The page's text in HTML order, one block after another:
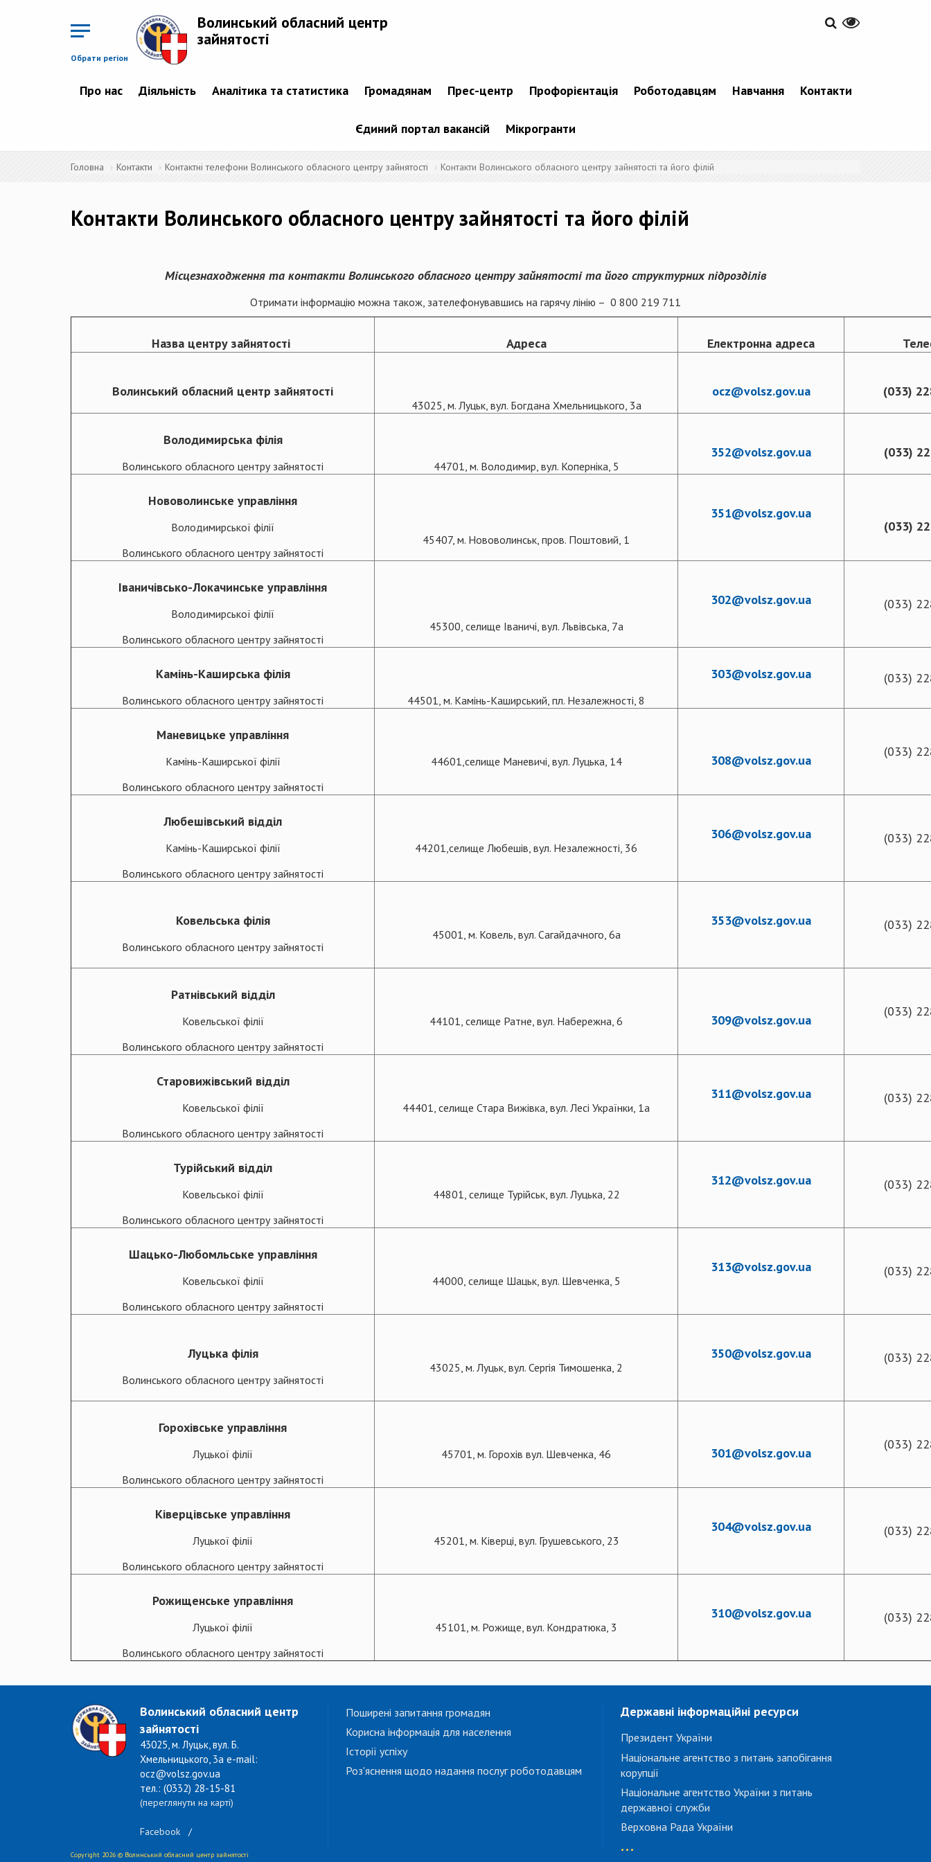
Обрати регіон
Волинський обласний центр
зайнятості
Про нас Діяльність Аналітика та статистика Громадянам Прес-центр Профорієнтація Роботодавцям Навчання Контакти
Єдиний портал вакансій Мікрогранти
Головна Контакти Контактні телефони Волинського обласного центру зайнятості Контакти Волинського обласного центру зайнятості та його філій
Контакти Волинського обласного центру зайнятості та його філій
Місцезнаходження та контакти Волинського обласного центру зайнятості та його структурних підрозділів
Отримати інформацію можна також, зателефонувавшись на гарячу лінію – 0 800 219 711
Назва центру зайнятості Адреса Електронна адреса
Волинський обласний центр зайнятості
43025, м. Луцьк, вул. Богдана Хмельницького, 3а
ocz@volsz.gov.ua (033)
Володимирська філія
Волинського обласного центру зайнятості 44701, м. Володимир, вул. Коперніка, 5
352@volsz.gov.ua (033)
Нововолинське управління
Володимирської філії
Волинського обласного центру зайнятості
45407, м. Нововолинськ, пров. Поштовий, 1
351@volsz.gov.ua
(033)
Іваничівсько-Локачинське управління
Володимирської філії
Волинського обласного центру зайнятості
45300, селище Іваничі, вул. Львівська, 7а
302@volsz.gov.ua (033)
Камінь-Каширська філія
Волинського обласного центру зайнятості 44501, м. Камінь-Каширський, пл. Незалежності, 8
303@volsz.gov.ua (033)
Маневицьке управління
Камінь-Каширської філії
Волинського обласного центру зайнятості
44601,селище Маневичі, вул. Луцька, 14 308@volsz.gov.ua
(033)
Любешівський відділ
Камінь-Каширської філії
Волинського обласного центру зайнятості
44201,селище Любешів, вул. Незалежності, 36
306@volsz.gov.ua (033)
Ковельська філія
Волинського обласного центру зайнятості
45001, м. Ковель, вул. Сагайдачного, 6а
353@volsz.gov.ua (033)
Ратнівський відділ
Ковельської філії
Волинського обласного центру зайнятості
44101, селище Ратне, вул. Набережна, 6 309@volsz.gov.ua
(033)
Старовижівський відділ
Ковельської філії
Волинського обласного центру зайнятості
44401, селище Стара Вижівка, вул. Лесі Українки, 1а
311@volsz.gov.ua (033)
Турійський відділ
Ковельської філії
Волинського обласного центру зайнятості
44801, селище Турійськ, вул. Луцька, 22
312@volsz.gov.ua (033)
Шацько-Любомльське управління
Ковельської філії
Волинського обласного центру зайнятості
44000, селище Шацьк, вул. Шевченка, 5
313@volsz.gov.ua (033)
Луцька філія
Волинського обласного центру зайнятості
43025, м. Луцьк, вул. Сергія Тимошенка, 2
350@volsz.gov.ua (033)
Горохівське управління
Луцької філії
Волинського обласного центру зайнятості
45701, м. Горохів вул. Шевченка, 46 301@volsz.gov.ua
(033)
Ківерцівське управління
Луцької філії
Волинського обласного центру зайнятості
45201, м. Ківерці, вул. Грушевського, 23
304@volsz.gov.ua (033)
Рожищенське управління
Луцької філії
Волинського обласного центру зайнятості
45101, м. Рожище, вул. Кондратюка, 3
310@volsz.gov.ua (033)
Волинський обласний центр
зайнятості
43025, м. Луцьк, вул. Б.
Хмельницького, 3а e-mail:
ocz@volsz.gov.ua
тел.: (0332) 28-15-81
(переглянути на карті)
Facebook /
Поширені запитання громадян
Корисна інформація для населення
Історії успіху
Роз'яснення щодо надання послуг роботодавцям
Державні інформаційні ресурси
Президент України
Національне агентство з питань запобігання
корупції
Національне агентство України з питань
державної служби
Верховна Рада України
...
Copyright 2026 © Волинський обласний центр зайнятості